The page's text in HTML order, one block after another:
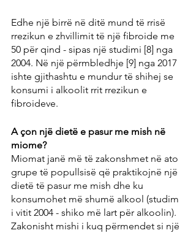
Edhe një birrë në ditë mund të rrisë
rrezikun e zhvillimit të një fibroide me
50 për qind - sipas një studimi [8] nga
2004. Në një përmbledhje [9] nga 2017
ishte gjithashtu e mundur të shihej se
konsumi i alkoolit rrit rrezikun e
fibroideve.
A çon një dietë e pasur me mish në
miome?
Miomat janë më të zakonshmet në ato
grupe të popullsisë që praktikojnë një
dietë të pasur me mish dhe ku
konsumohet më shumë alkool (studim
i vitit 2004 - shiko më lart për alkoolin).
Zakonisht mishi i kuq përmendet si një